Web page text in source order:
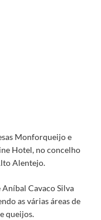
Monforqueijo e
Hotel, no concelho
Alentejo.
Cavaco Silva
as várias áreas de
queijos.